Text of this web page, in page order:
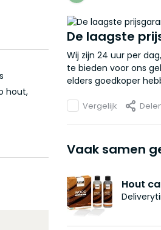
hout,
De laagste
Wij zijn 24 uur per
te bieden voor ons
elders goedkoper
Vergelijk
Vaak samen
Hout